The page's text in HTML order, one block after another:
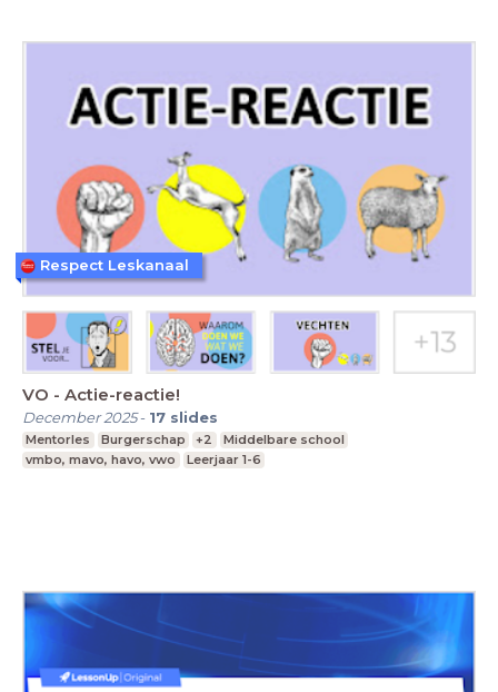
VO - Actie-reactie!
December 2025- 17 slides
Mentorles Burgerschap +2
Middelbare school
vmbo, mavo, havo, vwo
Leerjaar 1-6
Respect Leskanaal